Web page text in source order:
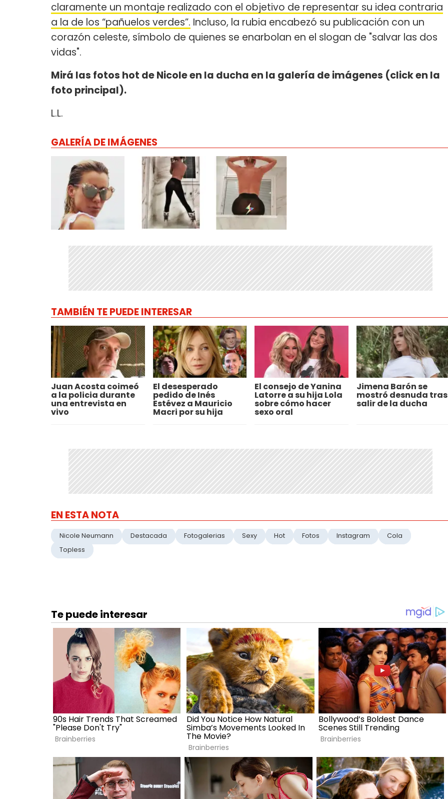
claramente un montaje realizado con el objetivo de representar su idea contraria
a la de los “pañuelos verdes”. Incluso, la rubia encabezó su publicación con un
corazón celeste, símbolo de quienes se enarbolan en el slogan de "salvar las dos
vidas".
Mirá las fotos hot de Nicole en la ducha en la galería de imágenes (click en la
foto principal).
L.L.
GALERÍA DE IMÁGENES
TAMBIÉN TE PUEDE INTERESAR
Juan Acosta coimeó
a la policia durante
una entrevista en
vivo
El desesperado
pedido de Inés
Estévez a Mauricio
Macri por su hija
El consejo de Yanina
Latorre a su hija Lola
sobre cómo hacer
sexo oral
Jimena Barón se
mostró desnuda tras
salir de la ducha
EN ESTA NOTA
Nicole Neumann Destacada Fotogalerias Sexy Hot Fotos Instagram
Cola
Topless